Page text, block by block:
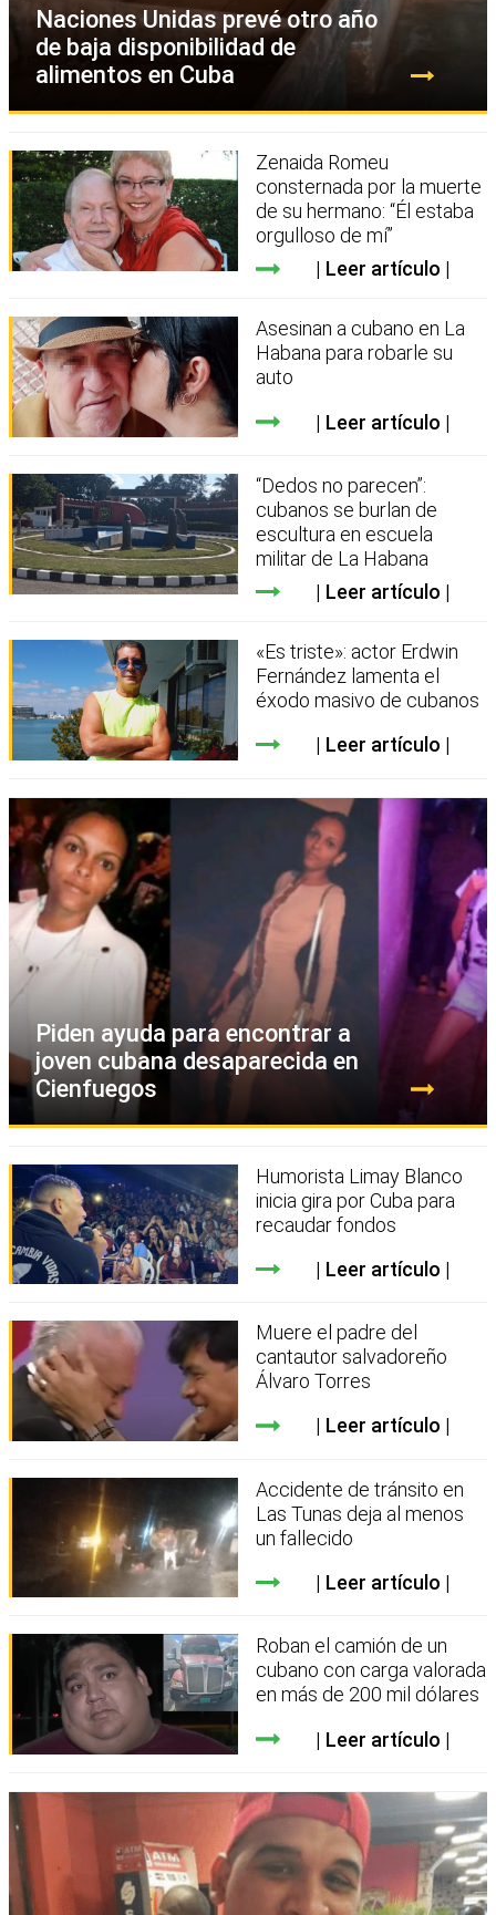
Naciones Unidas prevé otro año
de baja disponibilidad de
alimentos en Cuba
Zenaida Romeu
consternada por la muerte
de su hermano: “Él estaba
orgulloso de mí”
Leer artículo
Asesinan a cubano en La
Habana para robarle su
auto
Leer artículo
“Dedos no parecen”:
cubanos se burlan de
escultura en escuela
militar de La Habana
Leer artículo
«Es triste»: actor Erdwin
Fernández lamenta el
éxodo masivo de cubanos
Leer artículo
Piden ayuda para encontrar a
joven cubana desaparecida en
Cienfuegos
Humorista Limay Blanco
inicia gira por Cuba para
recaudar fondos
Leer artículo
Muere el padre del
cantautor salvadoreño
Álvaro Torres
Leer artículo
Accidente de tránsito en
Las Tunas deja al menos
un fallecido
Leer artículo
Roban el camión de un
cubano con carga valorada
en más de 200 mil dólares
Leer artículo